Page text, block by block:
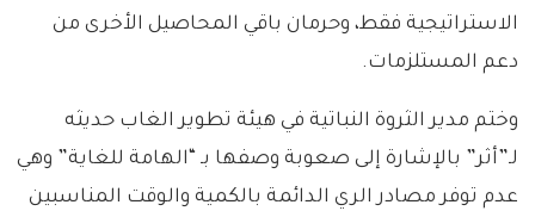
الاستراتيجية فقط، وحرمان باقي المحاصيل الأخرى من
دعم المستلزمات.
وختم مدير الثروة النباتية في هيئة تطوير الغاب حديثه
لـ”أثر” بالإشارة إلى صعوبة وصفها بـ “الهامة للغاية” وهي
عدم توفر مصادر الري الدائمة بالكمية والوقت المناسبين